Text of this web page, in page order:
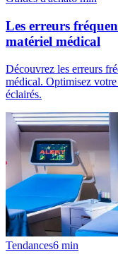
Les erreurs
matériel médical
Découvrez les erreurs
médical. Optimisez
éclairés.
Tendances6 min